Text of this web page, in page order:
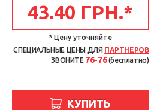
43.40 ГРН.*
* Цену уточняйте
СПЕЦИАЛЬНЫЕ ЦЕНЫ ДЛЯ ПАРТНЕРОВ
ЗВОНИТЕ 76-76(бесплатно)
КУПИТЬ